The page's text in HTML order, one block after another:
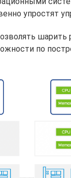
упростят
по